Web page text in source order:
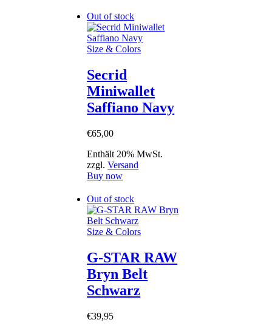
Out of stock
Size & Colors
Secrid
Miniwallet
Saffiano Navy
€65,00
Enthält 20% MwSt.
zzgl.Versand
Buy now
Out of stock
Size & Colors
G-STAR RAW
Bryn Belt
Schwarz
€39,95